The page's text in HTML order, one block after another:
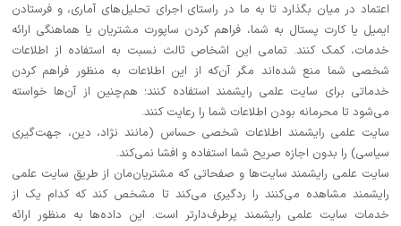
اعتماد در میان بگذارد تا به ما در راستای اجرای تحلیل‌های آماری، و فرستادن
ایمیل یا کارت پستال به شما، فراهم کردن ساپورت مشتریان یا هماهنگی ارائه
خدمات، کمک کنند. تمامی این اشخاص ثالث نسبت به استفاده از اطلاعات
شخصی شما منع شده‌اند مگر آن‌که از این اطلاعات به منظور فراهم کردن
خدماتی برای سایت علمی رایشمند استفاده کنند؛ هم‌چنین از آن‌ها خواسته
می‌شود تا محرمانه بودن اطلاعات شما را رعایت کنند.
سایت علمی رایشمند اطلاعات شخصی حساس (مانند نژاد، دین، جهت‌گیری
سیاسی) را بدون اجازه صریح شما استفاده و افشا نمی‌کند.
سایت علمی رایشمند سایت‌ها و صفحاتی که مشتریان‌مان از طریق سایت علمی
رایشمند مشاهده می‌کنند را ردگیری می‌کند تا مشخص کند که کدام یک از
خدمات سایت علمی رایشمند پرطرف‌دارتر است. این داده‌ها به منظور ارائه